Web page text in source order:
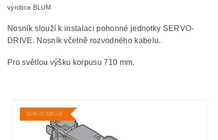
výrobce BLUM
Nosník slouží k instalaci pohonné jednotky SERVO-
DRIVE. Nosník včetně rozvodného kabelu.
Pro světlou výšku korpusu 710 mm.
SERVO DRIVE